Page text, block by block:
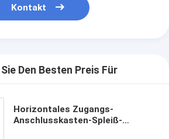
Kontakt
Den Besten Preis Für
Horizontales Zugangs-
Anschlusskasten-Spleiß-